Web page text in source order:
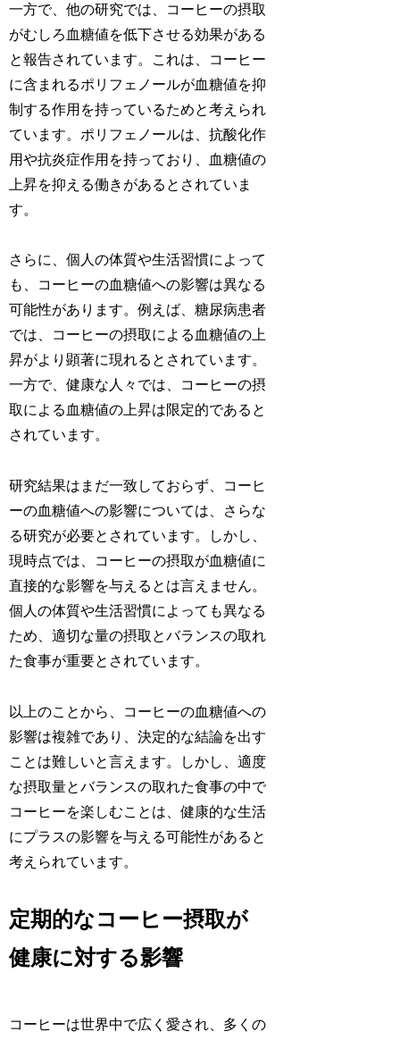
一方で、他の研究では、コーヒーの摂取
がむしろ血糖値を低下させる効果がある
と報告されています。これは、コーヒー
に含まれるポリフェノールが血糖値を抑
制する作用を持っているためと考えられ
ています。ポリフェノールは、抗酸化作
用や抗炎症作用を持っており、血糖値の
上昇を抑える働きがあるとされていま
す。
さらに、個人の体質や生活習慣によって
も、コーヒーの血糖値への影響は異なる
可能性があります。例えば、糖尿病患者
では、コーヒーの摂取による血糖値の上
昇がより顕著に現れるとされています。
一方で、健康な人々では、コーヒーの摂
取による血糖値の上昇は限定的であると
されています。
研究結果はまだ一致しておらず、コーヒ
ーの血糖値への影響については、さらな
る研究が必要とされています。しかし、
現時点では、コーヒーの摂取が血糖値に
直接的な影響を与えるとは言えません。
個人の体質や生活習慣によっても異なる
ため、適切な量の摂取とバランスの取れ
た食事が重要とされています。
以上のことから、コーヒーの血糖値への
影響は複雑であり、決定的な結論を出す
ことは難しいと言えます。しかし、適度
な摂取量とバランスの取れた食事の中で
コーヒーを楽しむことは、健康的な生活
にプラスの影響を与える可能性があると
考えられています。
定期的なコーヒー摂取が
健康に対する影響
コーヒーは世界中で広く愛され、多くの